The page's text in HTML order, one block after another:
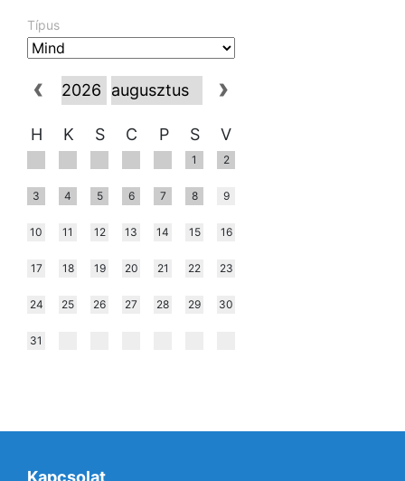
Típus
H K S C P S V
1 2
3 4 5 6 7 8 9
10 11 12 13 14 15 16
17 18 19 20 21 22 23
24 25 26 27 28 29 30
31
Kapcsolat